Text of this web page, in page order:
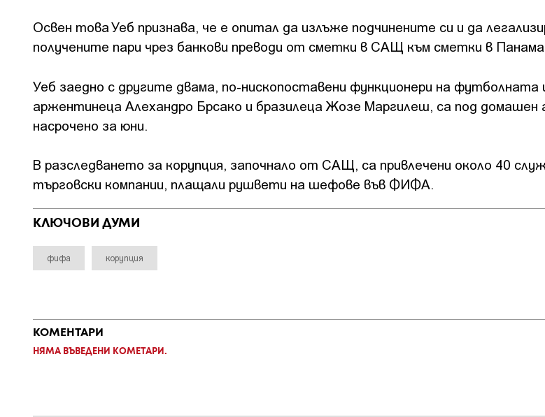
Освен това Уеб признава, че е опитал да излъже подчинените си и да
получените пари чрез банкови преводи от сметки в САЩ към сметки в
Уеб заедно с другите двама, по-нископоставени функционери на футболната
аржентинеца Алехандро Брсако и бразилеца Жозе Маргилеш, са под
насрочено за юни.
В разследването за корупция, започнало от САЩ, са привлечени около 40
търговски компании, плащали рушвети на шефове във ФИФА.
КЛЮЧОВИ ДУМИ
фифа корупция
КОМЕНТАРИ
НЯМА ВЪВЕДЕНИ КОМЕТАРИ.